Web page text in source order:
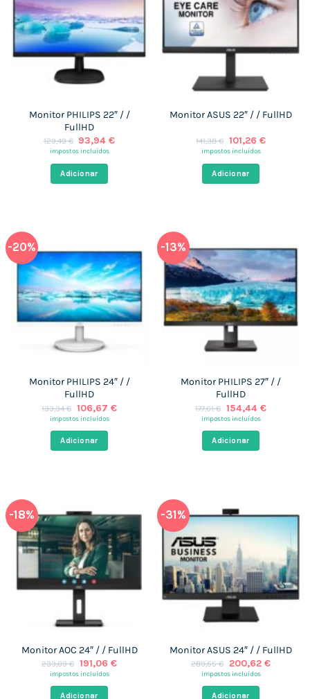
Monitor PHILIPS 22″ / /
FullHD
129,49€ O
preço
era:
129,49 €.
93,94€O
impostos incluídos
Adicionar
Monitor ASUS 22″ / / FullHD
141,38€ O
preço
era:
141,38 €.
101,26 €O
impostos incluídos
Adicionar
-20%
Monitor PHILIPS 24″ / /
FullHD
133,34€ O
preço
era:
133,34 €.
106,67 €O
impostos incluídos
Adicionar
-13%
Monitor PHILIPS 27″ / /
FullHD
177,61€ O
preço
era:
177,61 €.
154,44 €O
impostos incluídos
Adicionar
-18%
Monitor AOC 24″ / / FullHD
233,09€ O
preço
era:
191,06 €O
impostos incluídos
Adicionar
-31%
Monitor ASUS 24″ / / FullHD
289,55€
O
preço
era:
200,62 €O
impostos incluídos
Adicionar